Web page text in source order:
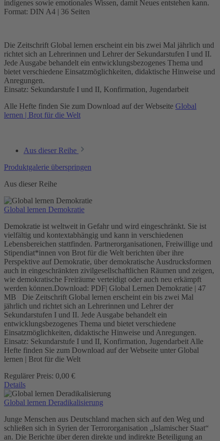
indigenes sowie emotionales Wissen, damit Neues entstehen kann.
Format: DIN A4 | 36 Seiten
Die Zeitschrift Global lernen erscheint ein bis zwei Mal jährlich und
richtet sich an Lehrerinnen und Lehrer der Sekundarstufen I und II.
Jede Ausgabe behandelt ein entwicklungsbezogenes Thema und
bietet verschiedene Einsatzmöglichkeiten, didaktische Hinweise und
Anregungen.
Einsatz: Sekundarstufe I und II, Konfirmation, Jugendarbeit
Alle Hefte finden Sie zum Download auf der Webseite Global
lernen | Brot für die Welt
Aus dieser Reihe
Produktgalerie überspringen
Aus dieser Reihe
Global lernen Demokratie
Demokratie ist weltweit in Gefahr und wird eingeschränkt. Sie ist
vielfältig und kontextabhängig und kann in verschiedenen
Lebensbereichen stattfinden. Partnerorganisationen, Freiwillige und
Stipendiat*innen von Brot für die Welt berichten über ihre
Perspektive auf Demokratie, über demokratische Ausdrucksformen
auch in eingeschränkten zivilgesellschaftlichen Räumen und zeigen,
wie demokratische Freiräume verteidigt oder auch neu erkämpft
werden können.Download: PDF| Global Lernen Demokratie | 47
MB Die Zeitschrift Global lernen erscheint ein bis zwei Mal
jährlich und richtet sich an Lehrerinnen und Lehrer der
Sekundarstufen I und II. Jede Ausgabe behandelt ein
entwicklungsbezogenes Thema und bietet verschiedene
Einsatzmöglichkeiten, didaktische Hinweise und Anregungen.
Einsatz: Sekundarstufe I und II, Konfirmation, Jugendarbeit Alle
Hefte finden Sie zum Download auf der Webseite unter Global
lernen | Brot für die Welt
Regulärer Preis: 0,00 €
Details
Global lernen Deradikalisierung
Junge Menschen aus Deutschland machen sich auf den Weg und
schließen sich in Syrien der Terrororganisation „Islamischer Staat“
an. Die Berichte über deren direkte und indirekte Beteiligung an